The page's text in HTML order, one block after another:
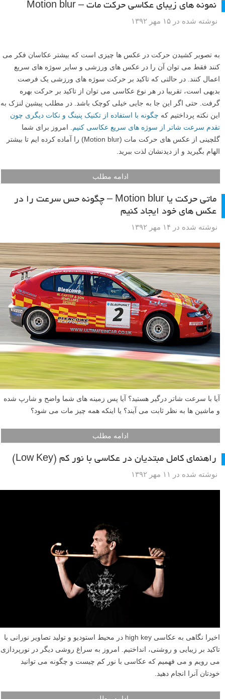
نمونه های زیبای عکاسی حرکت مات – Motion blur
نوشته شده در ۱۵ مهر ۱۳۹۲
به تصویر کشیدن حرکت در عکس ها چیزی است که بیشتر عکاسان فکر می
کنند فقط می توان آن را در عکس های ورزشی و سایر سوژه های سریع
اعمال کنند. در حالتی که تاکید بر حرکت سوژه های ورزشی یک فرصت
بدیهی است، تقریبا در هر نوع عکاسی می توان از تاکید بر حرکت بهره
گرفت. حتی اگر این جا به جایی خیلی کوچک باشد. در مطلب پیشین لنزک به
این نکته پرداختیم که چگونه با استفاده از تکنیک پنینگ و نکات دیگری چون
تقدم سرعت شاتر از سوژه های سریع عکاسی کنیم.
امروز برای شما
گلچینی از عکس های حرکت مات (Motion blur) را آماده کرده ایم تا بیشتر
الهام بگیرید و از دیدنشان لذت ببرید.
ادامه مطلب
ماتی حرکت یا Motion blur – چگونه حس سرعت را در
عکس های خود ایجاد کنیم
نوشته شده در ۱۴ مهر ۱۳۹۲
آیا با سرعت شاتر درگیر هستید؟ آیا پس زمینه های شما واضح و شارپ شده
و ماشین ها به نظر ثابت می آیند؟ یا اینکه همه چیز مات می شود؟
ادامه مطلب
راهنمای کامل مبتدیان در عکاسی با نور کم (Low Key)
نوشته شده در ۱۱ مهر ۱۳۹۲
اخیرا نگاهی به عکاسی high key در محیط استودیو و تولید تصاویر نورانی با
تاکید بر زیبایی و روشنی، انداختیم. امروز به سراغ روشی دیگر در نورپردازی
می رویم و می فهمیم که عکاسی با نور کم چیست و چگونه می توانید
خودتان آنرا انجام دهید.